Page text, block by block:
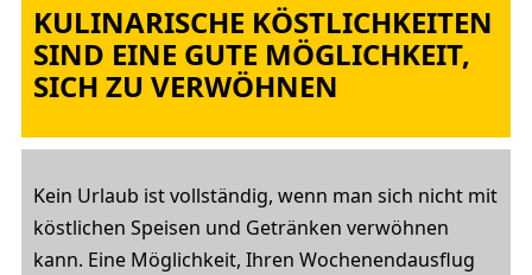
KULINARISCHE KÖSTLICHKEITEN
SIND EINE GUTE MÖGLICHKEIT,
SICH ZU VERWÖHNEN
Kein Urlaub ist vollständig, wenn man sich nicht mit
köstlichen Speisen und Getränken verwöhnen
kann. Eine Möglichkeit, Ihren Wochenendausflug